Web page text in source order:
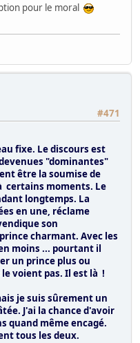
pour le moral
#471
fixe. Le discours est
"dominantes"
être la soumise de
certains moments. Le
longtemps. La
en une, réclame
son
charmant. Avec les
moins ... pourtant il
un prince plus ou
voient pas. Il est là !
je suis sûrement un
J'ai la chance d'avoir
quand même encagé.
tous les deux.